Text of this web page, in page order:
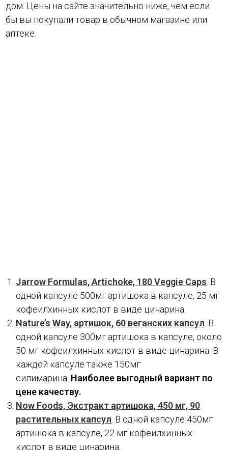
дом. Цены на сайте значительно ниже, чем если
бы вы покупали товар в обычном магазине или
аптеке.
Jarrow Formulas, Artichoke, 180 Veggie Caps . В
одной капсуле 500мг артишока в капсуле, 25 мг
кофеилхинных кислот в виде цинарина.
Nature’s Way, артишок, 60 веганских капсул . В
одной капсуле 300мг артишока в капсуле, около
50 мг кофеилхинных кислот в виде цинарина. В
каждой капсуле также 150мг
силимарина. Наиболее выгодный вариант по
цене качеству.
Now Foods, Экстракт артишока, 450 мг, 90
растительных капсул . В одной капсуле 450мг
артишока в капсуле, 22 мг кофеилхинных
кислот в виде цинарина.